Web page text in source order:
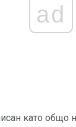
ad
като общо